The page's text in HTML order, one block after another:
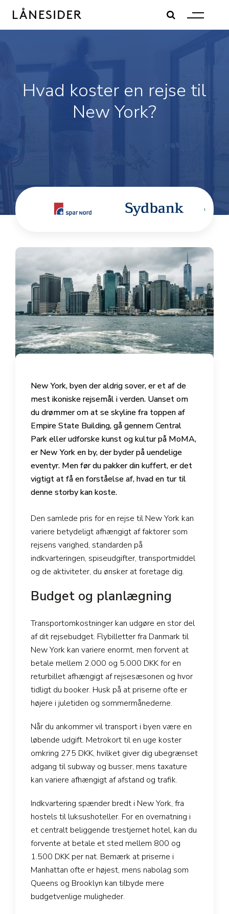
content
Hvad koster en rejse til
New York?
New York, byen der aldrig sover, er et af de
mest ikoniske rejsemål i verden. Uanset om
du drømmer om at se skyline fra toppen af
Empire State Building, gå gennem Central
Park eller udforske kunst og kultur på MoMA,
er New York en by, der byder på uendelige
eventyr. Men før du pakker din kuffert, er det
vigtigt at få en forståelse af, hvad en tur til
denne storby kan koste.
Den samlede pris for en rejse til New York kan
variere betydeligt afhængigt af faktorer som
rejsens varighed, standarden på
indkvarteringen, spiseudgifter, transportmiddel
og de aktiviteter, du ønsker at foretage dig.
Budget og planlægning
Transportomkostninger kan udgøre en stor del
af dit rejsebudget. Flybilletter fra Danmark til
New York kan variere enormt, men forvent at
betale mellem 2.000 og 5.000 DKK for en
returbillet afhængigt af rejsesæsonen og hvor
tidligt du booker. Husk på at priserne ofte er
højere i juletiden og sommermånederne.
Når du ankommer vil transport i byen være en
løbende udgift. Metrokort til en uge koster
omkring 275 DKK, hvilket giver dig ubegrænset
adgang til subway og busser, mens taxature
kan variere afhængigt af afstand og trafik.
Indkvartering spænder bredt i New York, fra
hostels til luksushoteller. For en overnatning i
et centralt beliggende trestjernet hotel, kan du
forvente at betale et sted mellem 800 og
1.500 DKK per nat. Bemærk at priserne i
Manhattan ofte er højest, mens nabolag som
Queens og Brooklyn kan tilbyde mere
budgetvenlige muligheder.